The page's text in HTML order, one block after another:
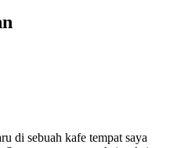
di sebuah kafe tempat saya